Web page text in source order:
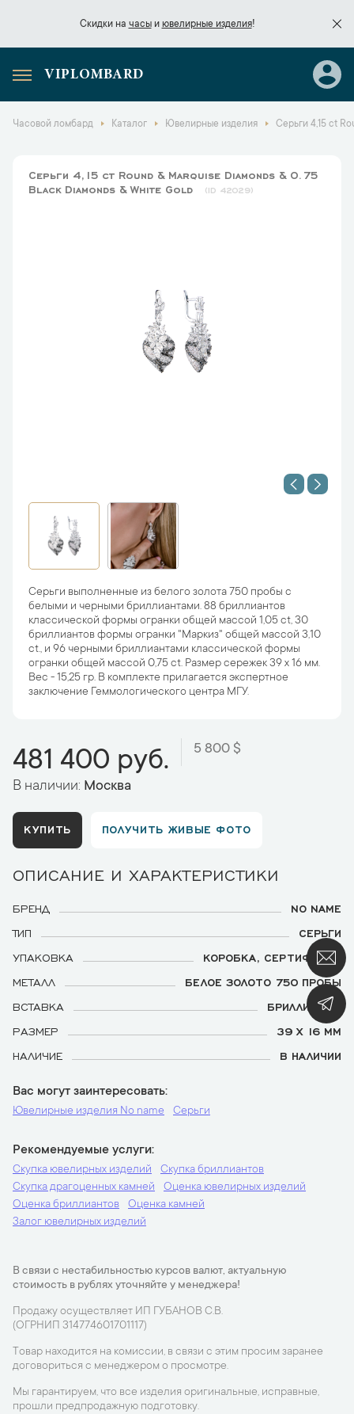
Скидки на часыи ювелирные изделия!
Скидки начасы
VIPLOMBARD
Часовой ломбард Каталог Ювелирные изделия Серьги 4,15 ct
Серьги 4,15 ct Round & Marquise Diamonds & 0.75
Black Diamonds & White Gold
42029
Серьги выполненные из белого золота 750 пробы с
белыми и черными бриллиантами. 88 бриллиантов
классической формы огранки общей массой 1,05 ct, 30
бриллиантов формы огранки "Маркиз" общей массой 3,10
ct., и 96 черными бриллиантами классической формы
огранки общей массой 0,75 ct. Размер сережек 39 х 16 мм.
Вес - 15,25 гр. В комплекте прилагается экспертное
заключение Геммологического центра МГУ.
481 400 руб. 5 800 $
В наличии: Москва
КУПИТЬ ПОЛУЧИТЬ ЖИВЫЕ ФОТО
ОПИСАНИЕ И ХАРАКТЕРИСТИКИ
БРЕНД
NO NAME
ТИП
СЕРЬГИ
УПАКОВКА
КОРОБКА, СЕРТИФИКАТ
МЕТАЛЛ
БЕЛОЕ ЗОЛОТО 750 ПРОБЫ
ВСТАВКА
БРИЛЛИАНТЫ
РАЗМЕР
39 Х 16 ММ
НАЛИЧИЕ
В НАЛИЧИИ
Вас могут заинтересовать
Ювелирные изделия No name Серьги
Рекомендуемые услуги
Скупка ювелирных изделий
Скупка бриллиантов
Скупка драгоценных камней
Оценка ювелирных изделий
Оценка бриллиантов
Оценка камней
Залог ювелирных изделий
В связи с нестабильностью курсов валют, актуальную
стоимость в рублях уточняйте у менеджера!
Продажу осуществляет ИП ГУБАНОВ С.В.
(ОГРНИП 314774601701117)
Товар находится на комиссии, в связи с этим просим заранее
договориться с менеджером о просмотре.
Мы гарантируем, что все изделия оригинальные, исправные,
прошли предпродажную подготовку.